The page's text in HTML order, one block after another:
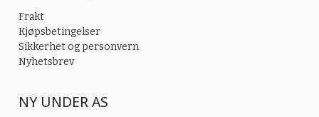
Frakt
Kjøpsbetingelser
Sikkerhet og personvern
Nyhetsbrev
NY UNDER AS